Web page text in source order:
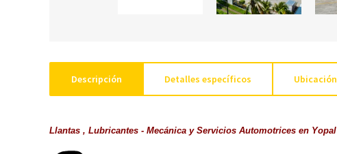
Descripción Detalles específicos Ubicación
Llantas , Lubricantes - Mecánica y Servicios Automotrices en Yopal